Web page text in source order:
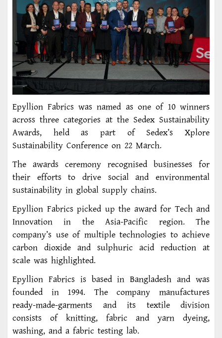
Epyllion Fabrics was named as one of 10 winners
across three categories at the Sedex Sustainability
Awards, held as part of Sedex’s Xplore
Sustainability Conference on 22 March.
The awards ceremony recognised businesses for
their efforts to drive social and environmental
sustainability in global supply chains.
Epyllion Fabrics picked up the award for Tech and
Innovation in the Asia-Pacific region. The
company’s use of multiple technologies to achieve
carbon dioxide and sulphuric acid reduction at
scale was highlighted.
Epyllion Fabrics is based in Bangladesh and was
founded in 1994. The company manufactures
ready-made-garments and its textile division
consists of knitting, fabric and yarn dyeing,
washing, and a fabric testing lab.